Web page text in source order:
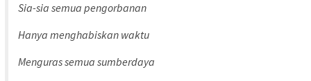
Sia-sia semua pengorbanan
Hanya menghabiskan waktu
Menguras semua sumberdaya